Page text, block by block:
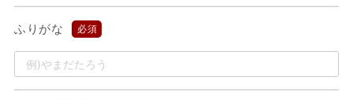
ふりがな 必須